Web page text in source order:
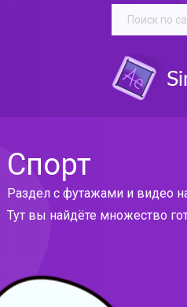
Спорт
Раздел с футажами и видео
Тут вы найдёте множество